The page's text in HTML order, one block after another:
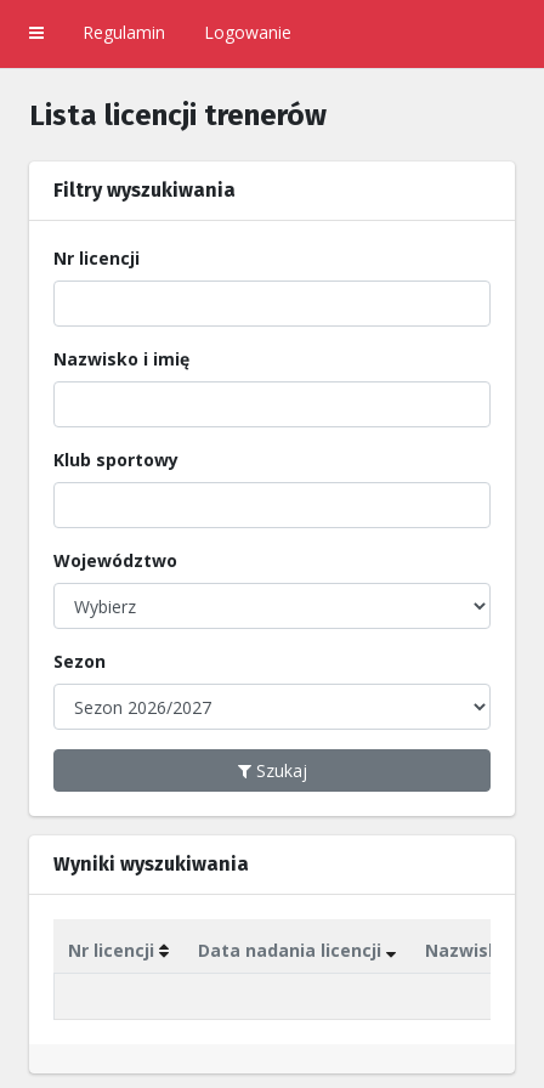
Regulamin Logowanie
Lista licencji trenerów
Filtry wyszukiwania
Nr licencji
Nazwisko i imię
Klub sportowy
Województwo
Sezon
Szukaj
Wyniki wyszukiwania
Nr licencji Data nadania licencji
Nazwisko